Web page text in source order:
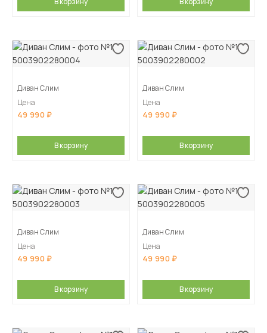
Диван Слим
Цена
49 990
В корзину
Диван Слим
Цена
49 990
В корзину
Диван Слим
Цена
49 990
В корзину
Диван Слим
Цена
49 990
В корзину